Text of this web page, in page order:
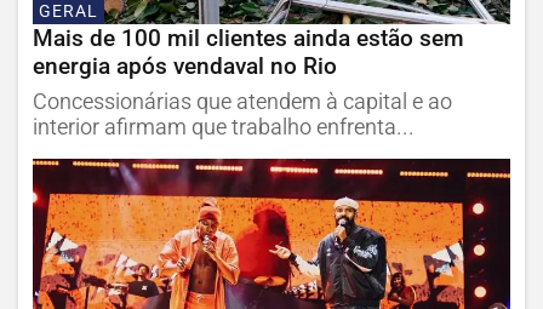
GERAL
Mais de 100 mil clientes ainda estão sem
energia após vendaval no Rio
Concessionárias que atendem à capital e ao
interior afirmam que trabalho enfrenta...